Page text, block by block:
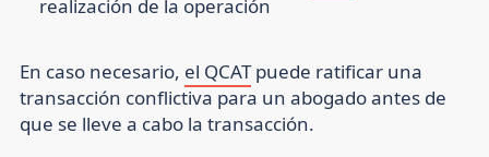
realización de la operación
En caso necesario, el QCATpuede ratificar una
transacción conflictiva para un abogado antes de
que se lleve a cabo la transacción.